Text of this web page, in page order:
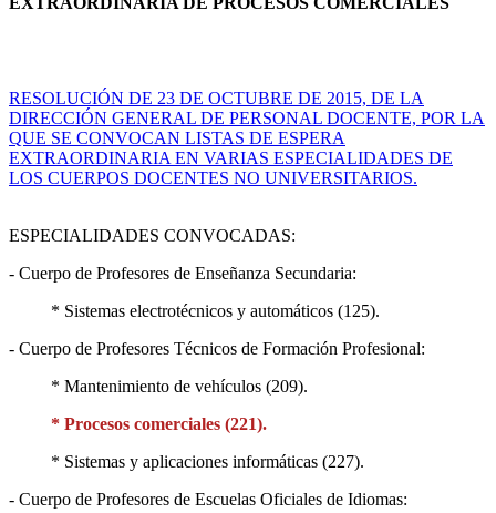
RESOLUCIÓN DE 23 DE OCTUBRE DE 2015, DE LA
DIRECCIÓN GENERAL DE PERSONAL DOCENTE, POR LA
QUE SE CONVOCAN LISTAS DE ESPERA
EXTRAORDINARIA EN VARIAS ESPECIALIDADES DE
LOS CUERPOS DOCENTES NO UNIVERSITARIOS.
ESPECIALIDADES CONVOCADAS:
- Cuerpo de Profesores de Enseñanza Secundaria:
* Sistemas electrotécnicos y automáticos (125).
- Cuerpo de Profesores Técnicos de Formación Profesional:
* Mantenimiento de vehículos (209).
* Procesos comerciales (221).
* Sistemas y aplicaciones informáticas (227).
- Cuerpo de Profesores de Escuelas Oficiales de Idiomas: